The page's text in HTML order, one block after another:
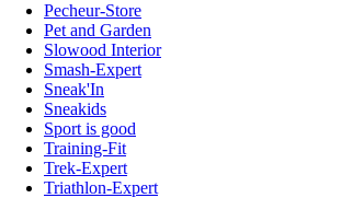
Pecheur-Store
Pet and Garden
Slowood Interior
Smash-Expert
Sneak'In
Sneakids
Sport is good
Training-Fit
Trek-Expert
Triathlon-Expert